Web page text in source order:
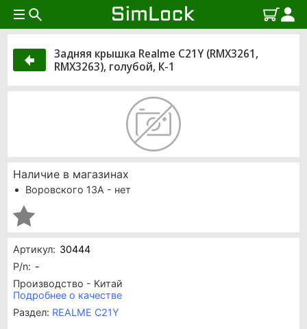
Задняя крышка Realme C21Y (RMX3261,
RMX3263), голубой, К-1
Артикул: 30444
P/n: -
Производство - Китай
Подробнее о качестве
Раздел: REALME C21Y
Наличие в магазинах
Воровского 13А - нет